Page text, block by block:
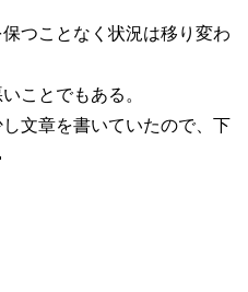
つことなく状況は移り変わ
ことでもある。
文章を書いていたので、下